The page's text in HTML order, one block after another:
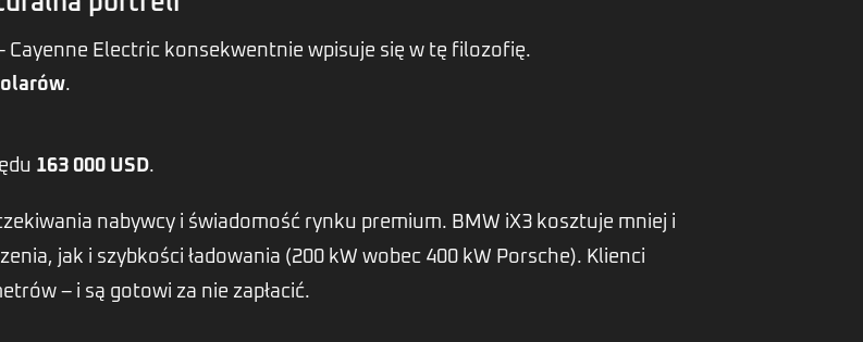
Cayenne Electric konsekwentnie wpisuje się w tę filozofię.
.
163 000 USD.
nabywcy i świadomość rynku premium. BMW iX3 kosztuje mniej i
jak i szybkości ładowania (200 kW wobec 400 kW Porsche). Klienci
– i są gotowi za nie zapłacić.